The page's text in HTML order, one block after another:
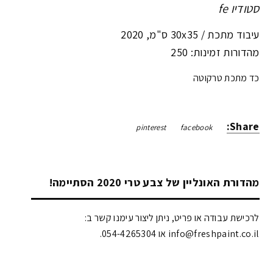
סטודיו fe
עיבוד מתכת / 30x35 ס"מ ,
מהדורות זמינות: 250
כד מתכת טרקוטה
Share:
facebook
pinterest
מהדורת האונליין של צבע טרי 2020 הסתיימה!
לרכישת עבודה או פריט, ניתן ליצור עימנו קשר ב:
info@freshpaint.co.il‏ או 054-4265304.